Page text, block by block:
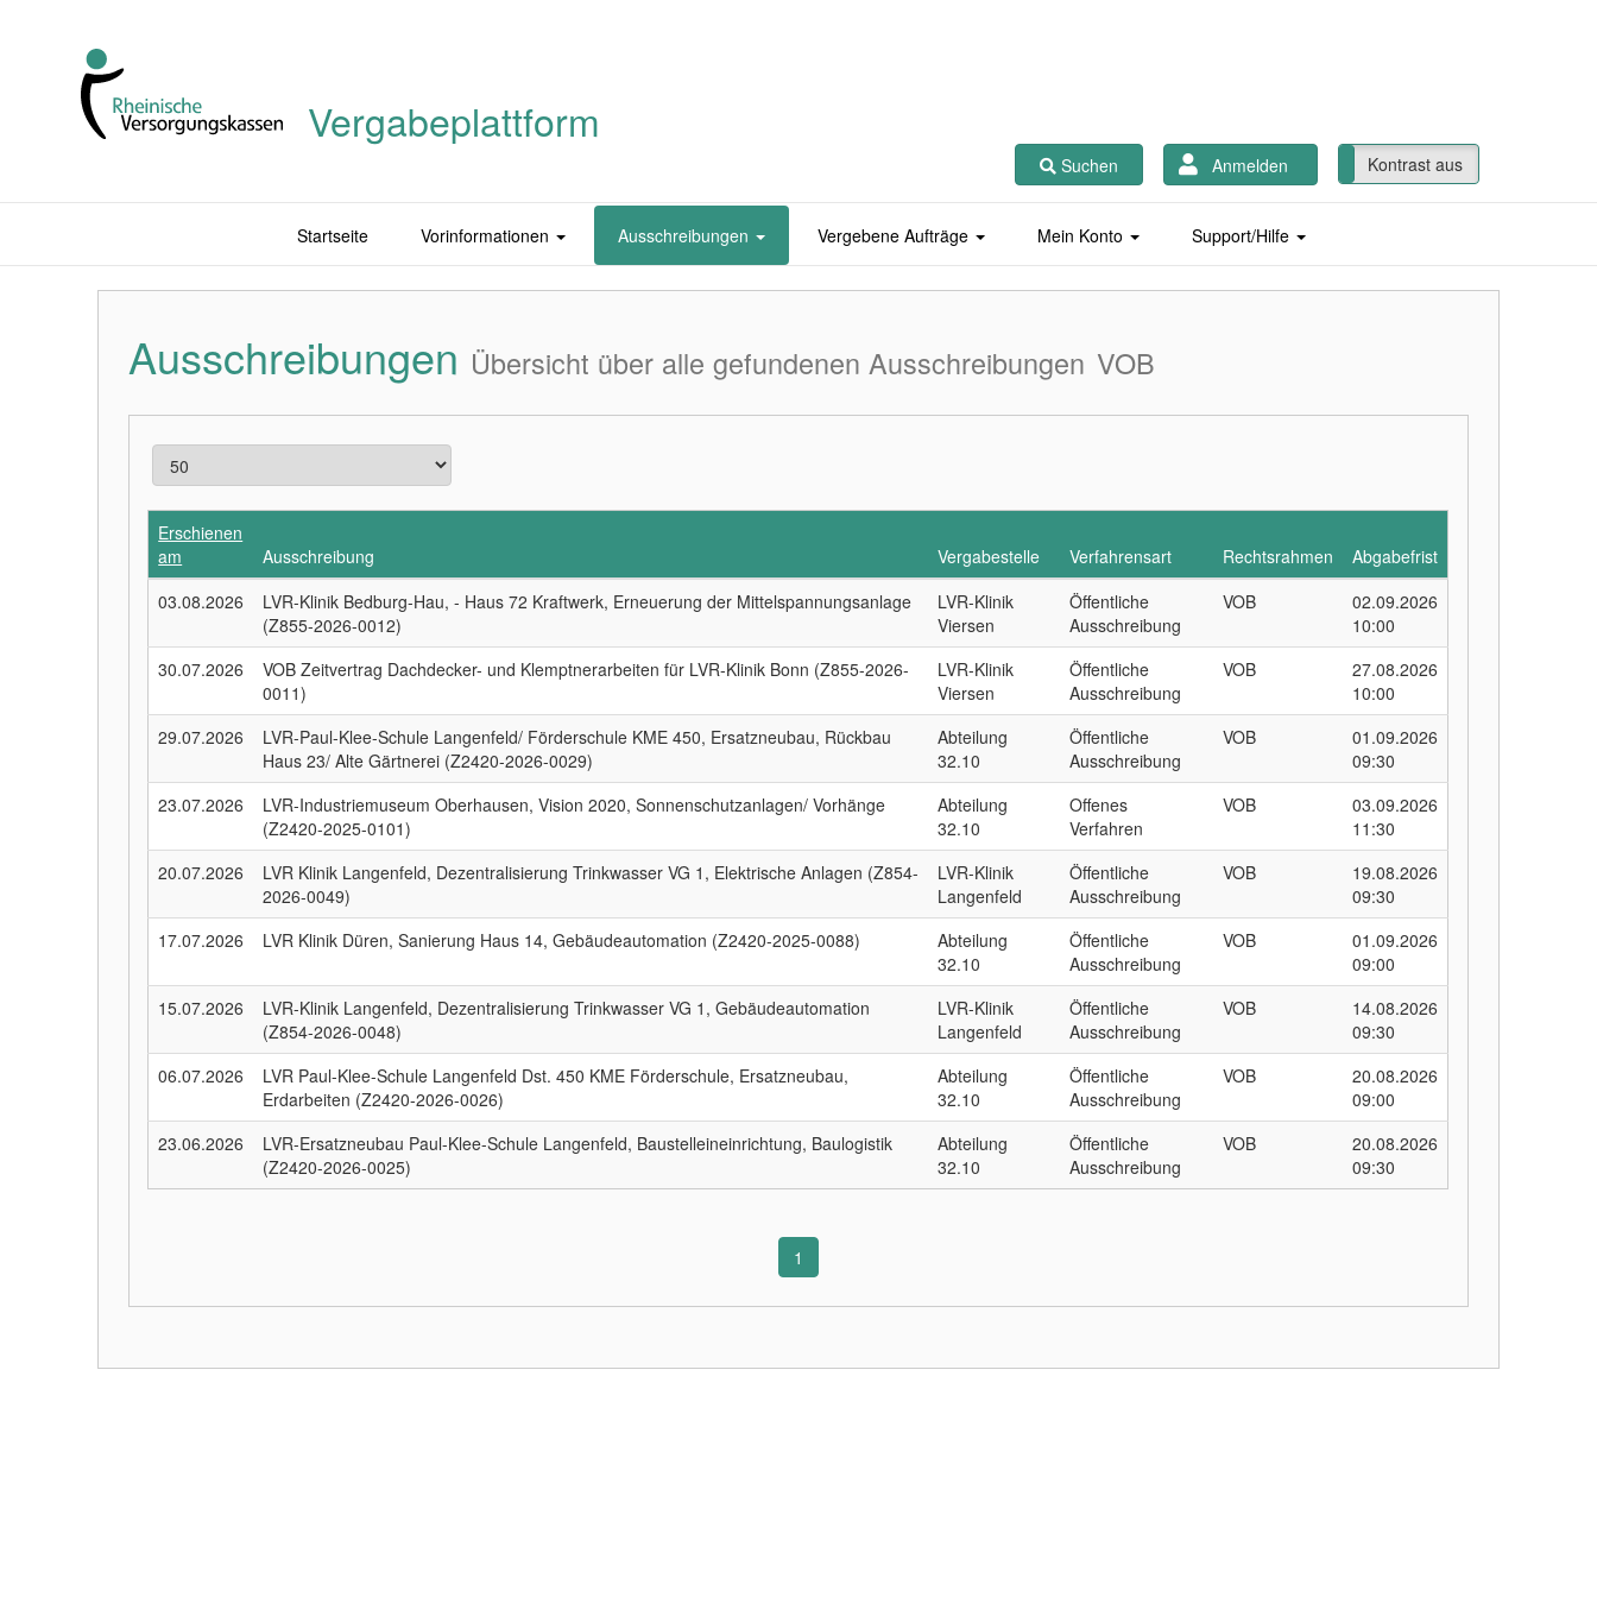
Vergabeplattform
Suchen Anmelden
Kontrast ein Kontrast aus
Startseite Vorinformationen Ausschreibungen Vergebene Aufträge Mein Konto Support/Hilfe
Ausschreibungen Übersicht über alle gefundenen Ausschreibungen VOB
Erschienen
am
Ausschreibung Vergabestelle Verfahrensart Rechtsrahmen
Abgabefrist
03.08.2026
LVR-Klinik Bedburg-Hau, - Haus 72 Kraftwerk, Erneuerung der Mittelspannungsanlage
(Z855-2026-0012)
LVR-Klinik
Viersen
Öffentliche
Ausschreibung
VOB
02.09.2026
10:00
30.07.2026
VOB Zeitvertrag Dachdecker- und Klemptnerarbeiten für LVR-Klinik Bonn (Z855-2026-
0011)
LVR-Klinik
Viersen
Öffentliche
Ausschreibung
VOB
27.08.2026
10:00
29.07.2026
LVR-Paul-Klee-Schule Langenfeld/ Förderschule KME 450, Ersatzneubau, Rückbau
Haus 23/ Alte Gärtnerei (Z2420-2026-0029)
Abteilung
32.10
Öffentliche
Ausschreibung
VOB
01.09.2026
09:30
23.07.2026
LVR-Industriemuseum Oberhausen, Vision 2020, Sonnenschutzanlagen/ Vorhänge
(Z2420-2025-0101)
Abteilung
32.10
Offenes
Verfahren
VOB
03.09.2026
11:30
20.07.2026
LVR Klinik Langenfeld, Dezentralisierung Trinkwasser VG 1, Elektrische Anlagen (Z854-
2026-0049)
LVR-Klinik
Langenfeld
Öffentliche
Ausschreibung
VOB
19.08.2026
09:30
17.07.2026
LVR Klinik Düren, Sanierung Haus 14, Gebäudeautomation (Z2420-2025-0088)
Abteilung
32.10
Öffentliche
Ausschreibung
VOB
01.09.2026
09:00
15.07.2026
LVR-Klinik Langenfeld, Dezentralisierung Trinkwasser VG 1, Gebäudeautomation
(Z854-2026-0048)
LVR-Klinik
Langenfeld
Öffentliche
Ausschreibung
VOB
14.08.2026
09:30
06.07.2026
LVR Paul-Klee-Schule Langenfeld Dst. 450 KME Förderschule, Ersatzneubau,
Erdarbeiten (Z2420-2026-0026)
Abteilung
32.10
Öffentliche
Ausschreibung
VOB
20.08.2026
09:00
23.06.2026
LVR-Ersatzneubau Paul-Klee-Schule Langenfeld, Baustelleineinrichtung, Baulogistik
(Z2420-2026-0025)
Abteilung
32.10
Öffentliche
Ausschreibung
VOB
20.08.2026
09:30
1